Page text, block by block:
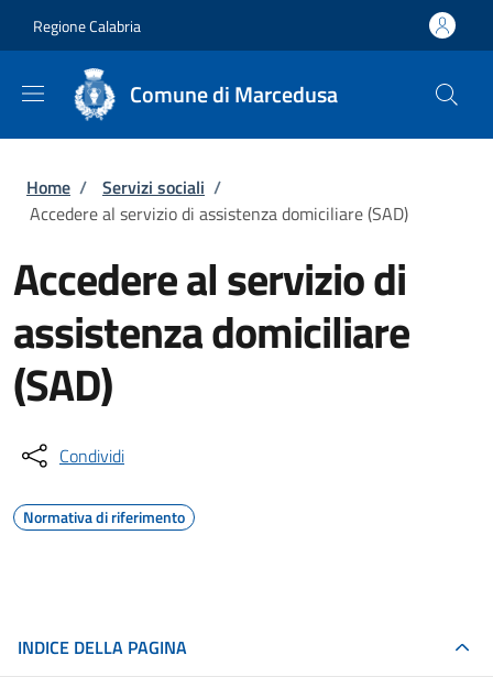
Regione Calabria
Comune di Marcedusa
Briciole di pane
Home / Servizi sociali /
Accedere al servizio di assistenza domiciliare (SAD)
Accedere al servizio di
assistenza domiciliare
(SAD)
Condividi
Normativa di riferimento
INDICE DELLA PAGINA